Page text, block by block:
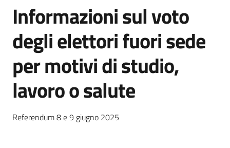
Informazioni sul voto
degli elettori fuori sede
per motivi di studio,
lavoro o salute
Dettagli della notizia
Referendum 8 e 9 giugno 2025